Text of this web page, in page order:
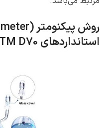
روش پیکنومتر(Pycnometer) –
استانداردهای